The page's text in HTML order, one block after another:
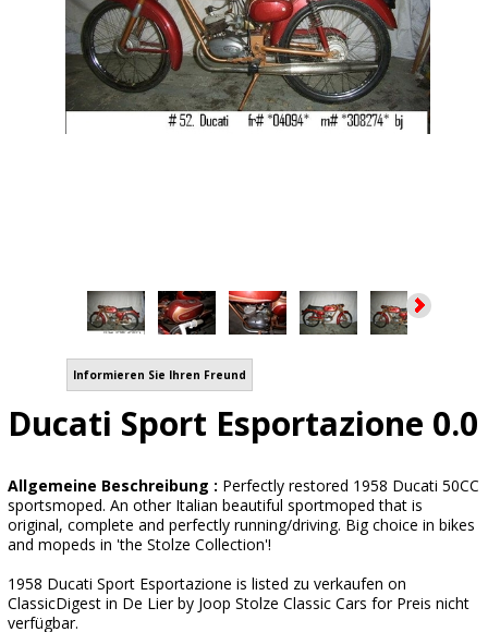
Informieren Sie Ihren Freund
Ducati Sport Esportazione 0.0
Allgemeine Beschreibung : Perfectly restored 1958 Ducati 50CC
sportsmoped. An other Italian beautiful sportmoped that is
original, complete and perfectly running/driving. Big choice in bikes
and mopeds in 'the Stolze Collection'!
1958 Ducati Sport Esportazione is listed zu verkaufen on
ClassicDigest in De Lier by Joop Stolze Classic Cars for Preis nicht
verfügbar.